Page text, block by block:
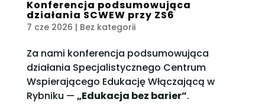
Konferencja podsumowująca
działania SCWEW przy ZS6
7 cze 2026 | Bez kategorii
Za nami konferencja podsumowująca
działania Specjalistycznego Centrum
Wspierającego Edukację Włączającą w
Rybniku — „Edukacja bez barier”.